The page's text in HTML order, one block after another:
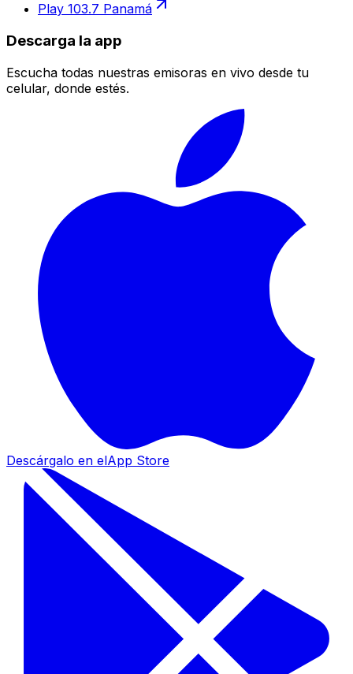
Play 103.7 Panamá
Descarga la app
Escucha todas nuestras emisoras en vivo desde tu
celular, donde estés.
Descárgalo en elApp Store